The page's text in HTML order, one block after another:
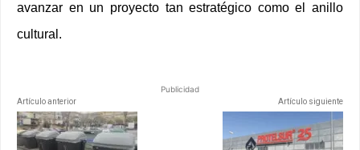
avanzar en un proyecto tan estratégico como el anillo
cultural.
Publicidad
Artículo anterior Artículo siguiente